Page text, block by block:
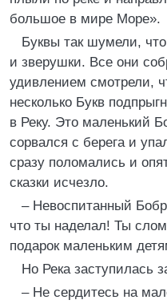
большое в мире Море».
Буквы так шумели,
и зверушки. Все они
удивлением смотрели,
несколько Букв
в Реку. Это маленький
сорвался с берега и
сразу поломались и
сказки исчезло.
– Невоспитанный
что ты наделал! Ты
подарок маленьким
Но Река заступилась
– Не сердитесь на